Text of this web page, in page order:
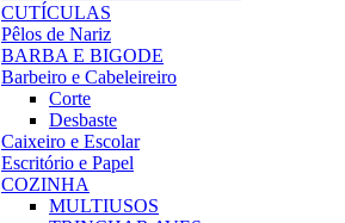
CUTÍCULAS
Pêlos de Nariz
BARBA E BIGODE
Barbeiro e Cabeleireiro
Corte
Desbaste
Caixeiro e Escolar
Escritório e Papel
COZINHA
MULTIUSOS